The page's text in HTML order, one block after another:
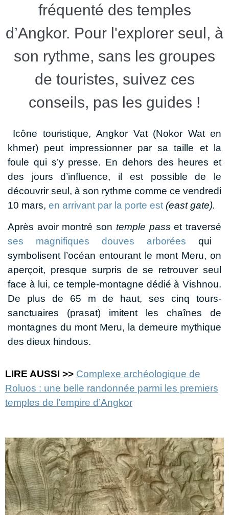
fréquenté des temples
d’Angkor. Pour l'explorer seul, à
son rythme, sans les groupes
de touristes, suivez ces
conseils, pas les guides !
Icône touristique,Angkor Vat (Nokor Wat en
khmer) peut impressionner par sa taille et la
foule qui s’y presse. En dehors des heures et
des jours d’influence, il est possible de le
découvrir seul, à son rythme comme ce vendredi
10 mars, en arrivant par la porte est (east gate).
Après avoir montré son temple pass et traversé
ses magnifiques douves arborées qui
symbolisent l’océan entourant le mont Meru, on
aperçoit, presque surpris de se retrouver seul
face à lui, ce temple-montagne dédié à Vishnou.
De plus de 65 m de haut, ses cinq tours-
sanctuaires (prasat) imitent les chaînes de
montagnes du mont Meru, la demeure mythique
des dieux hindous.
LIRE AUSSI >> Complexe archéologique de
Roluos : une belle randonnée parmi les premiers
temples de l’empire d’Angkor